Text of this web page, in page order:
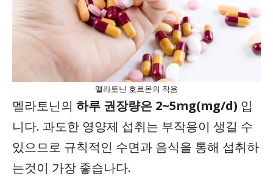
멜라토닌 호르몬의 작용
멜라토닌의 하루 권장량은 2~5mg(mg/d) 입
니다. 과도한 영양제 섭취는 부작용이 생길 수
있으므로 규칙적인 수면과 음식을 통해 섭취하
는것이 가장 좋습나다.